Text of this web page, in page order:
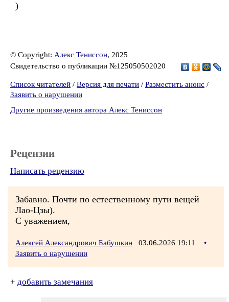
)
© Copyright: Алекс Тениссон, 2025
Свидетельство о публикации №125050502020
Список читателей / Версия для печати / Разместить анонс /
Заявить о нарушении
Другие произведения автора Алекс Тениссон
Рецензии
Написать рецензию
Забавно. Почти по естественному пути вещей
Лао-Цзы).
С уважением,
Алексей Александрович Бабушкин 03.06.2026 19:11
•
Заявить о нарушении
+ добавить замечания